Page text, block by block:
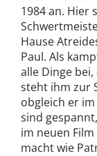
1984 an. Hier
Hause
Paul. Als
alle Dinge
steht ihm zur
obgleich er
sind
im neuen
macht wie